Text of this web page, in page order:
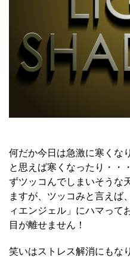
何だか今日は急激に寒くな
と思えば寒くなったり・・
ずツッコんでしまいそうな
ますが、ツッコみと言えば
ィエンジェル」にハマって
目が離せません！
笑いはストレス解消にもな